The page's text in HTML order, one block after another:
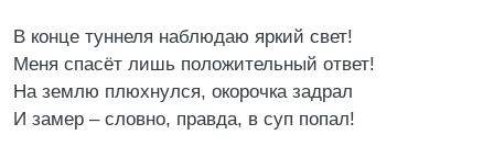
В конце туннеля наблюдаю яркий свет!
Меня спасёт лишь положительный ответ!
На землю плюхнулся, окорочка задрал
И замер – словно, правда, в суп попал!